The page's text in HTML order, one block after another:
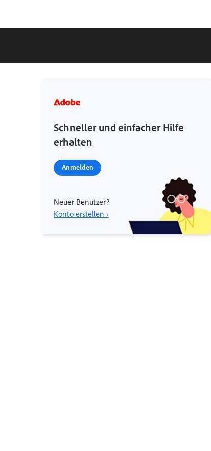
Schneller und einfacher Hilfe
erhalten
Anmelden
Neuer Benutzer?
Konto erstellen ›